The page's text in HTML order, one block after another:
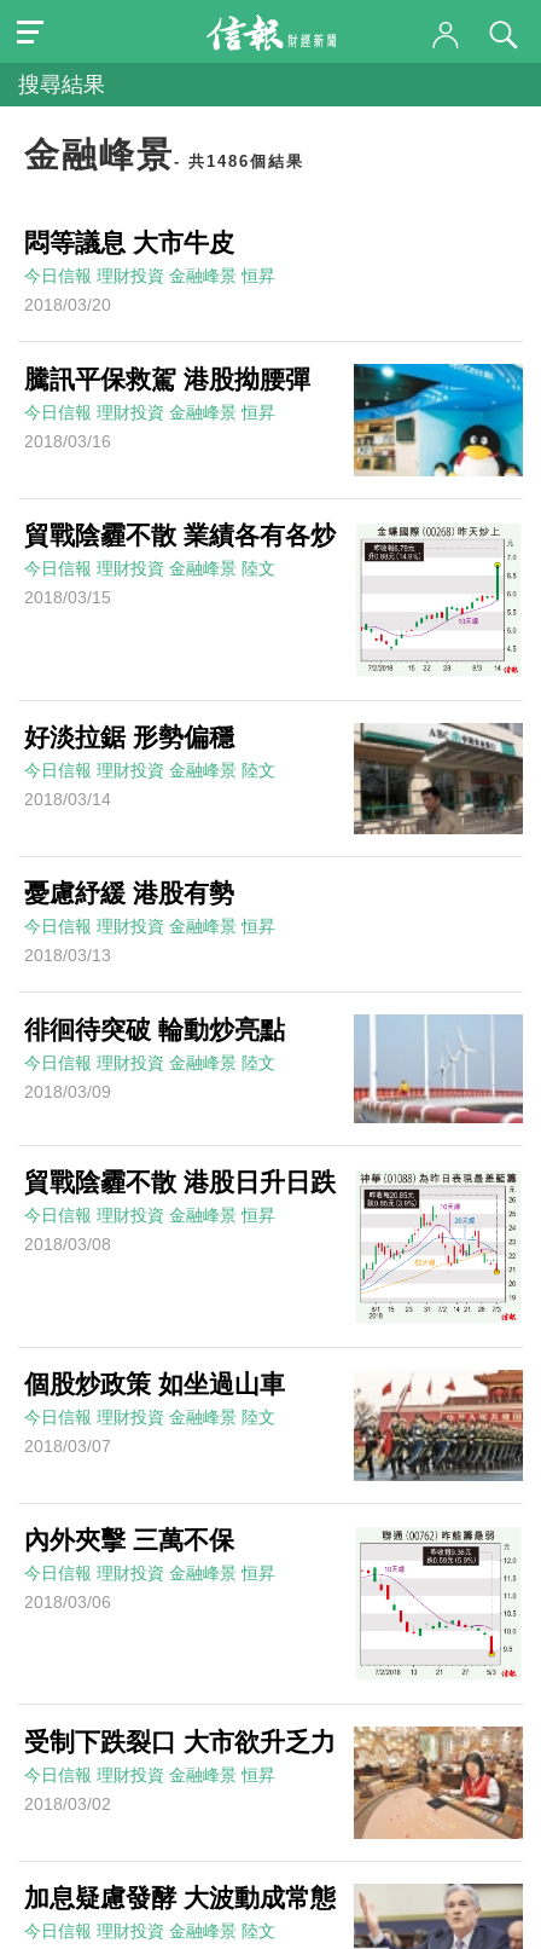
搜尋結果
金融峰景- 共1486個結果
悶等議息 大市牛皮
今日信報 理財投資 金融峰景 恒昇
2018/03/20
騰訊平保救駕 港股拗腰彈
今日信報 理財投資 金融峰景 恒昇
2018/03/16
貿戰陰霾不散 業績各有各炒
今日信報 理財投資 金融峰景 陸文
2018/03/15
好淡拉鋸 形勢偏穩
今日信報 理財投資 金融峰景 陸文
2018/03/14
憂慮紓緩 港股有勢
今日信報 理財投資 金融峰景 恒昇
2018/03/13
徘徊待突破 輪動炒亮點
今日信報 理財投資 金融峰景 陸文
2018/03/09
貿戰陰霾不散 港股日升日跌
今日信報 理財投資 金融峰景 恒昇
2018/03/08
個股炒政策 如坐過山車
今日信報 理財投資 金融峰景 陸文
2018/03/07
內外夾擊 三萬不保
今日信報 理財投資 金融峰景 恒昇
2018/03/06
受制下跌裂口 大市欲升乏力
今日信報 理財投資 金融峰景 恒昇
2018/03/02
加息疑慮發酵 大波動成常態
今日信報 理財投資 金融峰景 陸文